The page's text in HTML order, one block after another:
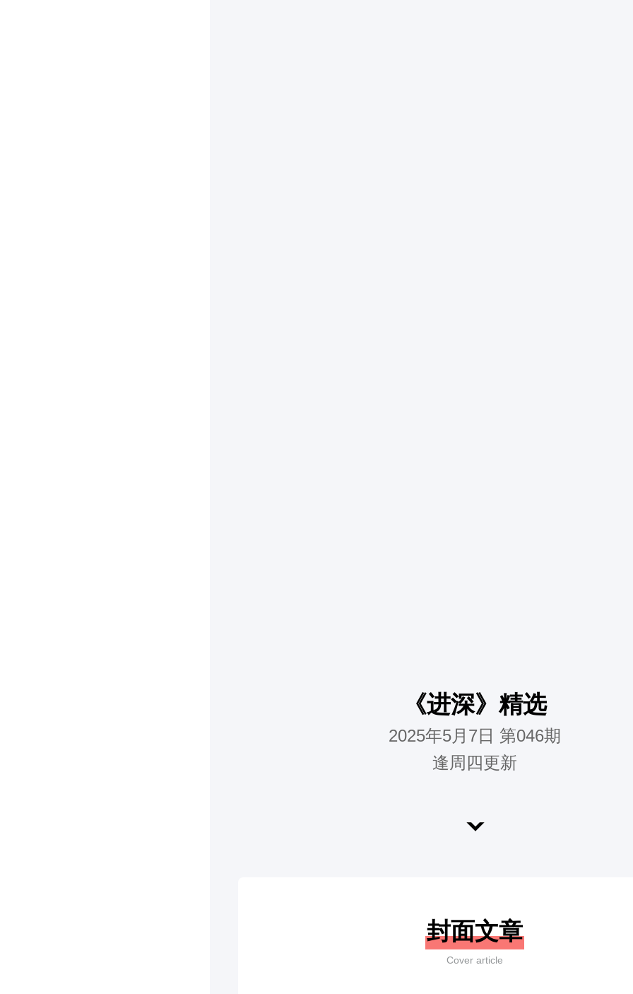
《进深》精选
2025年5月7日 第046期
逢周四更新
封面文章
Cover article